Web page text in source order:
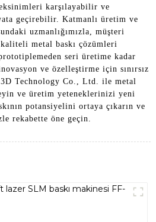
karşılayabilir ve
geçirebilir. Katmanlı üretim ve
uzmanlığımızla, müşteri
metal baskı çözümleri
seri üretime kadar
ve özelleştirme için sınırsız
Technology Co., Ltd. ile metal
ve üretim yeteneklerinizi yeni
potansiyelini ortaya çıkarın ve
rekabette öne geçin.